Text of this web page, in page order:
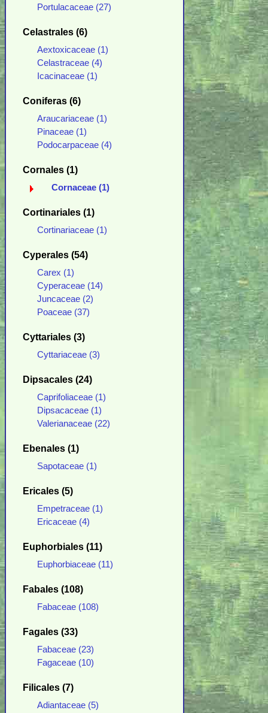
Portulacaceae (27)
Celastrales (6)
Aextoxicaceae (1)
Celastraceae (4)
Icacinaceae (1)
Coniferas (6)
Araucariaceae (1)
Pinaceae (1)
Podocarpaceae (4)
Cornales (1)
Cornaceae (1)
Cortinariales (1)
Cortinariaceae (1)
Cyperales (54)
Carex (1)
Cyperaceae (14)
Juncaceae (2)
Poaceae (37)
Cyttariales (3)
Cyttariaceae (3)
Dipsacales (24)
Caprifoliaceae (1)
Dipsacaceae (1)
Valerianaceae (22)
Ebenales (1)
Sapotaceae (1)
Ericales (5)
Empetraceae (1)
Ericaceae (4)
Euphorbiales (11)
Euphorbiaceae (11)
Fabales (108)
Fabaceae (108)
Fagales (33)
Fabaceae (23)
Fagaceae (10)
Filicales (7)
Adiantaceae (5)